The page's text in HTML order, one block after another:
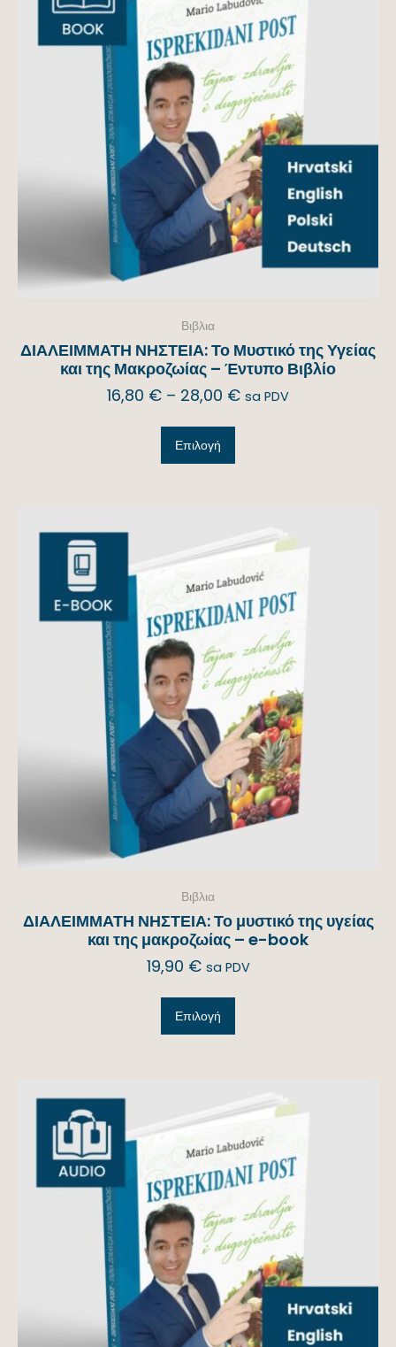
Βιβλια
ΔΙΑΛΕΙΜΜΑΤΗ ΝΗΣΤΕΙΑ: Το Μυστικό της Υγείας
και της Μακροζωίας – Έντυπο Βιβλίο
16,80 € – 28,00 € sa PDV
Επιλογή
Βιβλια
ΔΙΑΛΕΙΜΜΑΤΗ ΝΗΣΤΕΙΑ: Το μυστικό της υγείας
και της μακροζωίας – e-book
19,90 € sa PDV
Επιλογή